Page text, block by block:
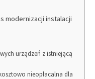
modernizacji instalacji
urządzeń z istniejącą
nieopłacalna dla